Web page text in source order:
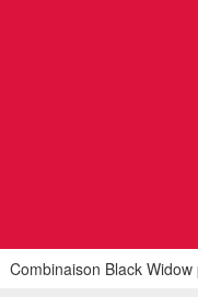
Combinaison Black